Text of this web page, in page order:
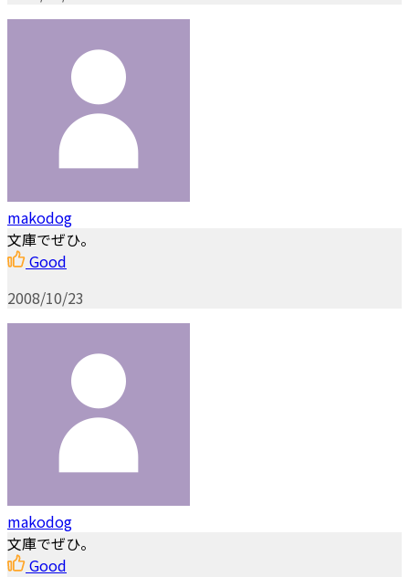
makodog
文庫でぜひ。
Good
2008/10/23
makodog
文庫でぜひ。
Good